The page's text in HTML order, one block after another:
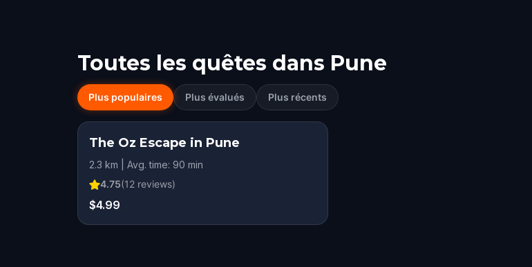
Toutes les quêtes dans Pune
Plus populaires Plus évalués Plus récents
The Oz Escape in Pune
2.3 km | Avg. time: 90 min
4.75(12 reviews)
$4.99